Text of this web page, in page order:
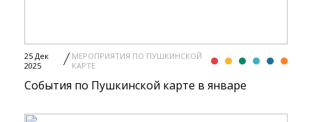
25 Дек
2025
МЕРОПРИЯТИЯ ПО ПУШКИНСКОЙ
КАРТЕ
События по Пушкинской карте в январе